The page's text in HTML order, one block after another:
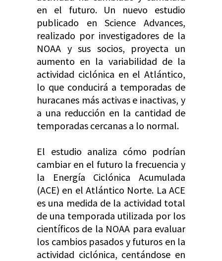
en el futuro. Un nuevo estudio
publicado en Science Advances,
realizado por investigadores de la
NOAA y sus socios, proyecta un
aumento en la variabilidad de la
actividad ciclónica en el Atlántico,
lo que conducirá a temporadas de
huracanes más activas e inactivas, y
a una reducción en la cantidad de
temporadas cercanas a lo normal.
El estudio analiza cómo podrían
cambiar en el futuro la frecuencia y
la Energía Ciclónica Acumulada
(ACE) en el Atlántico Norte. La ACE
es una medida de la actividad total
de una temporada utilizada por los
científicos de la NOAA para evaluar
los cambios pasados y futuros en la
actividad ciclónica, centándose en